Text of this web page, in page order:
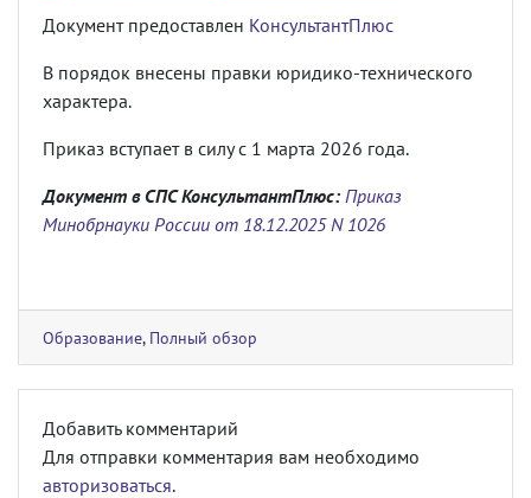
Документ предоставлен КонсультантПлюс
В порядок внесены правки юридико-технического
характера.
Приказ вступает в силу с 1 марта 2026 года.
Документ в СПС КонсультантПлюс: Приказ
Минобрнауки России от 18.12.2025 N 1026
Образование, Полный обзор
Добавить комментарий
Для отправки комментария вам необходимо
авторизоваться.